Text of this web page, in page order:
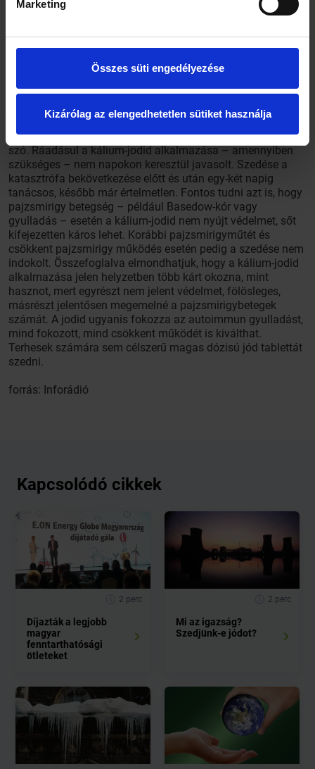
Marketing
Összes süti engedélyezése
Kizárólag az elengedhetetlen sütiket használja
távolság és az uralkodó szélirány miatt a Japánban
hathat a magyarországi sugárzási viszonyokra, mégis
kiemelten ellenőrzik az ország környezeti sugárzását. A
jelenlegi helyzetben, hazánkban kiegészítő jódpótlásra
általános sugárvédő anyag, önmagában a radioaktív jód
beépülését akadályozza meg. Erre csak akkor van szükség,
ha a környezetben a radioaktív jód mennyisége
megemelkedett, erről azonban nálunk szerencsére nincs
szó. Ráadásul a kálium-jodid alkalmazása – amennyiben
szükséges – nem napokon keresztül javasolt. Szedése a
katasztrófa bekövetkezése előtt és után egy-két napig
tanácsos, később már értelmetlen. Fontos tudni azt is, hogy
pajzsmirigy betegség – például Basedow-kór vagy
gyulladás – esetén a kálium-jodid nem nyújt védelmet, sőt
kifejezetten káros lehet. Korábbi pajzsmirigyműtét és
csökkent pajzsmirigy működés esetén pedig a szedése nem
indokolt. Összefoglalva elmondhatjuk, hogy a kálium-jodid
alkalmazása jelen helyzetben több kárt okozna, mint
hasznot, mert egyrészt nem jelent védelmet, fölösleges,
másrészt jelentősen megemelné a pajzsmirigybetegek
számát. A jodid ugyanis fokozza az autoimmun gyulladást,
mind fokozott, mind csökkent működét is kiválthat.
Terhesek számára sem célszerű magas dózisú jód tablettát
szedni.
forrás: Inforádió
Kapcsolódó cikkek
2 perc
Díjazták a legjobb
magyar
fenntarthatósági
ötleteket
2 perc
Mi az igazság?
Szedjünk-e jódot?